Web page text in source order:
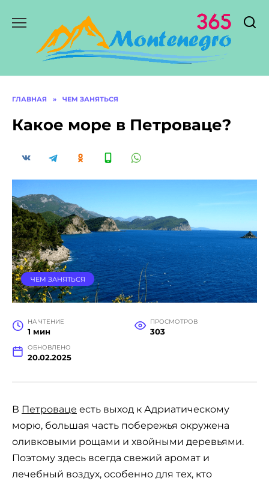
содержанию
ГЛАВНАЯ » ЧЕМ ЗАНЯТЬСЯ
Какое море в Петроваце?
ЧЕМ ЗАНЯТЬСЯ
НА ЧТЕНИЕ
1 мин
ПРОСМОТРОВ
303
ОБНОВЛЕНО
20.02.2025
В Петроваце есть выход к Адриатическому
морю, большая часть побережья окружена
оливковыми рощами и хвойными деревьями.
Поэтому здесь всегда свежий аромат и
лечебный воздух, особенно для тех, кто